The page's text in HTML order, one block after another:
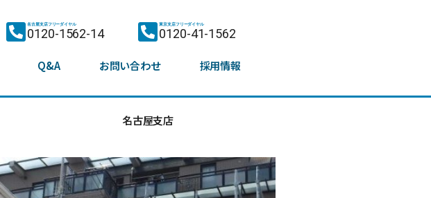
名古屋支店フリーダイヤル
0120-1562-14
東京支店フリーダイヤル
0120-41-1562
Q&A お問い合わせ 採用情報
名古屋支店